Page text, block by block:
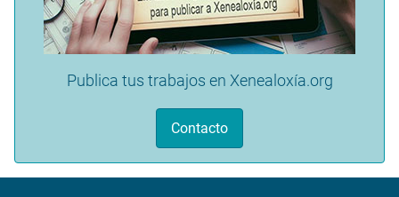
Publica tus trabajos en Xenealoxía.org
Contacto